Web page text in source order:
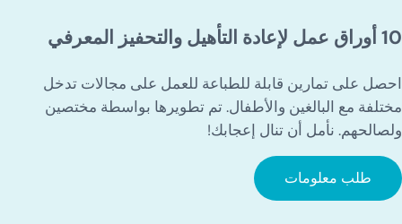
10 أوراق عمل لإعادة التأهيل والتحفيز المعرفي
احصل على تمارين قابلة للطباعة للعمل على مجالات تدخل
مختلفة مع البالغين والأطفال. تم تطويرها بواسطة مختصين
ولصالحهم. نأمل أن تنال إعجابك!
طلب معلومات